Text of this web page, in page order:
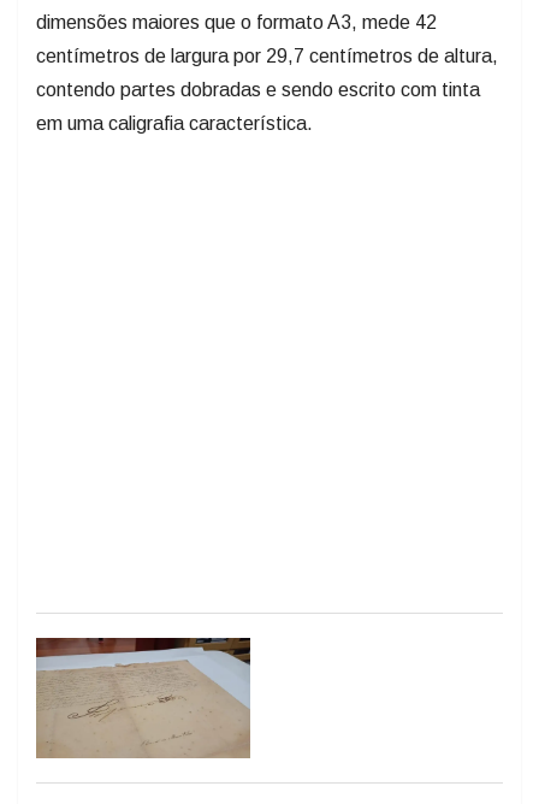
dimensões maiores que o formato A3, mede 42
centímetros de largura por 29,7 centímetros de altura,
contendo partes dobradas e sendo escrito com tinta
em uma caligrafia característica.